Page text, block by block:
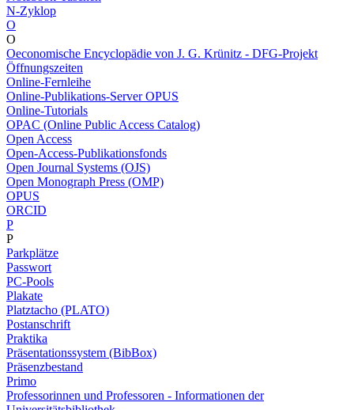
N-Zyklop
O
O
Oeconomische Encyclopädie von J. G. Krünitz - DFG-Projekt
Öffnungszeiten
Online-Fernleihe
Online-Publikations-Server OPUS
Online-Tutorials
OPAC (Online Public Access Catalog)
Open Access
Open-Access-Publikationsfonds
Open Journal Systems (OJS)
Open Monograph Press (OMP)
OPUS
ORCID
P
P
Parkplätze
Passwort
PC-Pools
Plakate
Platztacho (PLATO)
Postanschrift
Praktika
Präsentationssystem (BibBox)
Präsenzbestand
Primo
Professorinnen und Professoren - Informationen der